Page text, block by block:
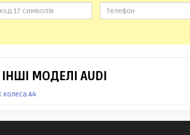
МОДЕЛІ AUDI
колеса A4